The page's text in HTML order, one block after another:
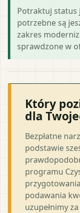
Potraktuj status
potrzebne są
zakres
sprawdzone w
Który
dla
Bezpłatne
podstawie
programu
podawania
uzupełnimy